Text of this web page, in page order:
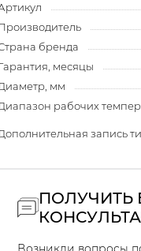
бренда
месяцы
мм
рабочих
запись
ПОЛУЧИТЬ